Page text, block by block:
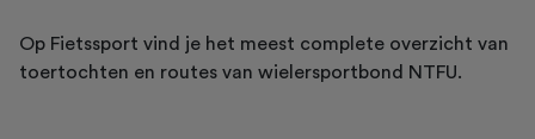
Op Fietssport vind je het meest complete overzicht van
toertochten en routes van wielersportbond NTFU.